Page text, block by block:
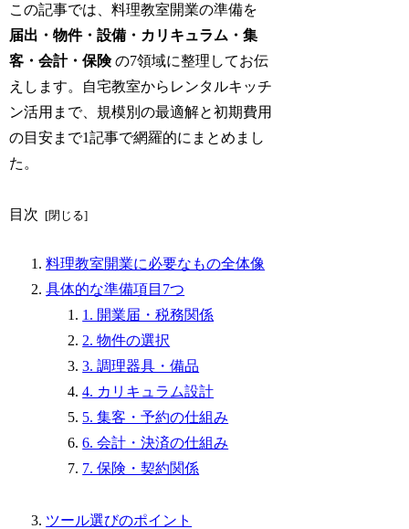
この記事では、料理教室開業の準備を
届出・物件・設備・カリキュラム・集
客・会計・保険の7領域に整理してお伝
えします。自宅教室からレンタルキッチ
ン活用まで、規模別の最適解と初期費用
の目安まで1記事で網羅的にまとめまし
た。
目次
料理教室開業に必要なもの全体像
具体的な準備項目7つ
1. 開業届・税務関係
2. 物件の選択
3. 調理器具・備品
4. カリキュラム設計
5. 集客・予約の仕組み
6. 会計・決済の仕組み
7. 保険・契約関係
ツール選びのポイント